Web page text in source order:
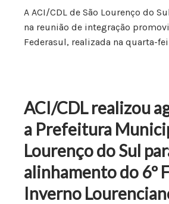
A ACI/CDL de São Lourenço do
na reunião de integração
Federasul, realizada na quarta-
ACI/CDL realizou
a Prefeitura
Lourenço do Sul
alinhamento do 6º
Inverno